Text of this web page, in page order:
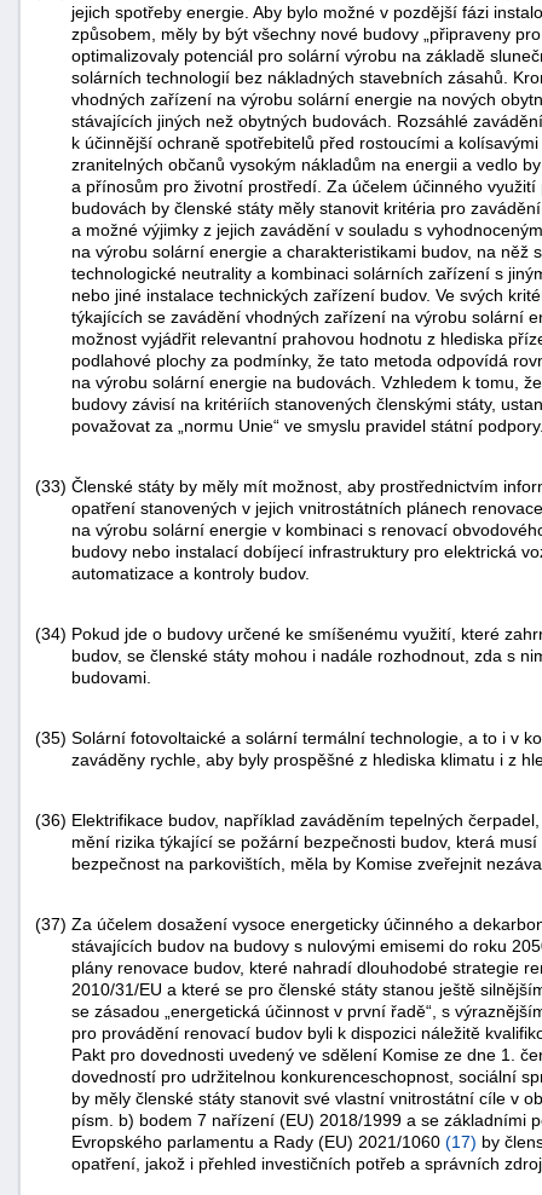
jejich spotřeby energie. Aby bylo možné v pozdější fázi
způsobem, měly by být všechny nové budovy „připraveny
optimalizovaly potenciál pro solární výrobu na základě
solárních technologií bez nákladných stavebních zásahů.
vhodných zařízení na výrobu solární energie na nových
stávajících jiných než obytných budovách. Rozsáhlé
k účinnější ochraně spotřebitelů před rostoucími a
zranitelných občanů vysokým nákladům na energii a vedlo
a přínosům pro životní prostředí. Za účelem účinného
budovách by členské státy měly stanovit kritéria pro
a možné výjimky z jejich zavádění v souladu s
na výrobu solární energie a charakteristikami budov, na něž
technologické neutrality a kombinaci solárních zařízení s
nebo jiné instalace technických zařízení budov. Ve svých
týkajících se zavádění vhodných zařízení na výrobu solární
možnost vyjádřit relevantní prahovou hodnotu z hlediska
podlahové plochy za podmínky, že tato metoda odpovídá
na výrobu solární energie na budovách. Vzhledem k tomu,
budovy závisí na kritériích stanovených členskými státy,
považovat za „normu Unie“ ve smyslu pravidel státní
(33) Členské státy by měly mít možnost, aby prostřednictvím
opatření stanovených v jejich vnitrostátních plánech
na výrobu solární energie v kombinaci s renovací
budovy nebo instalací dobíjecí infrastruktury pro elektrická
automatizace a kontroly budov.
(34) Pokud jde o budovy určené ke smíšenému využití, které
budov, se členské státy mohou i nadále rozhodnout, zda s
budovami.
(35) Solární fotovoltaické a solární termální technologie, a to i v
zaváděny rychle, aby byly prospěšné z hlediska klimatu i z
(36) Elektrifikace budov, například zaváděním tepelných
mění rizika týkající se požární bezpečnosti budov, která
bezpečnost na parkovištích, měla by Komise zveřejnit
(37) Za účelem dosažení vysoce energeticky účinného a
stávajících budov na budovy s nulovými emisemi do roku
plány renovace budov, které nahradí dlouhodobé strategie
2010/31/EU a které se pro členské státy stanou ještě
se zásadou „energetická účinnost v první řadě“, s
pro provádění renovací budov byli k dispozici náležitě
Pakt pro dovednosti uvedený ve sdělení Komise ze dne 1.
dovedností pro udržitelnou konkurenceschopnost, sociální
by měly členské státy stanovit své vlastní vnitrostátní cíle v
písm. b) bodem 7 nařízení (EU) 2018/1999 a se základními
Evropského parlamentu a Rady (EU) 2021/1060 (17) by
opatření, jakož i přehled investičních potřeb a správních